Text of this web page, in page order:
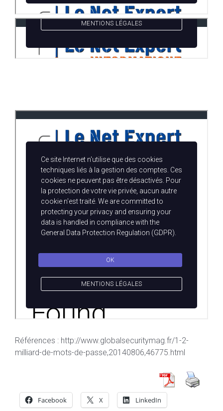
Références : http://www.globalsecuritymag.fr/1-2-
milliard-de-mots-de-passe,20140806,46775.html
Facebook X LinkedIn